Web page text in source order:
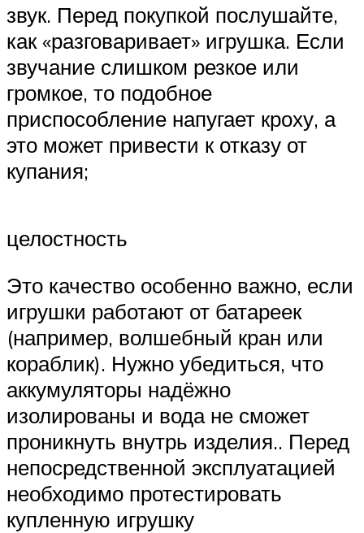
звук. Перед покупкой послушайте,
как «разговаривает» игрушка. Если
звучание слишком резкое или
громкое, то подобное
приспособление напугает кроху, а
это может привести к отказу от
купания;
целостность
Это качество особенно важно, если
игрушки работают от батареек
(например, волшебный кран или
кораблик). Нужно убедиться, что
аккумуляторы надёжно
изолированы и вода не сможет
проникнуть внутрь изделия.. Перед
непосредственной эксплуатацией
необходимо протестировать
купленную игрушку